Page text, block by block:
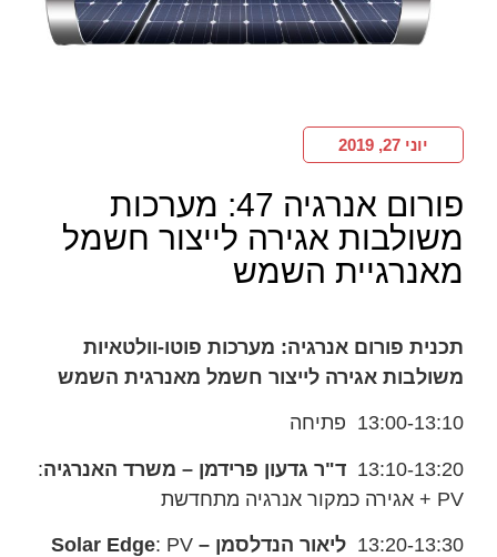
יוני 27, 2019
פורום אנרגיה 47: מערכות
משולבות אגירה לייצור חשמל
מאנרגיית השמש
תכנית פורום אנרגיה: מערכות פוטו-וולטאיות
משולבות אגירה לייצור חשמל מאנרגית השמש
13:00-13:10 פתיחה
13:10-13:20 ד"ר גדעון פרידמן – משרד האנרגיה:
PV + אגירה כמקור אנרגיה מתחדשת
13:20-13:30 ליאור הנדלסמן – Solar Edge: PV